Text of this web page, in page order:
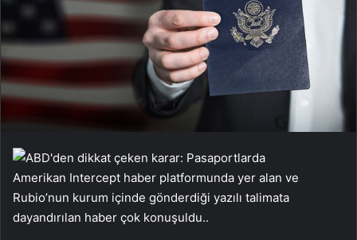
Amerikan Intercept haber platformunda yer alan ve
Rubio’nun kurum içinde gönderdiği yazılı talimata
dayandırılan haber çok konuşuldu..